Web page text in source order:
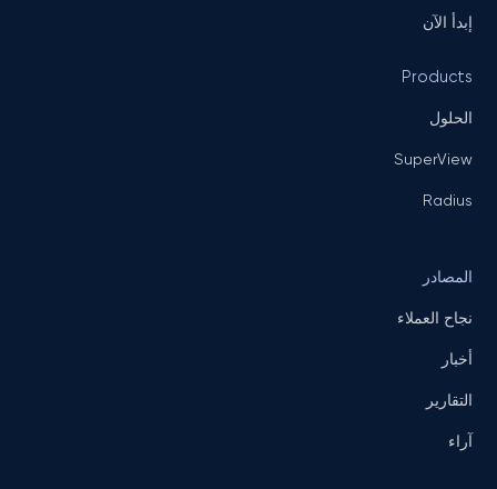
إبدأ الآن
Products
الحلول
SuperView
Radius
المصادر
نجاح العملاء
أخبار
التقارير
آراء